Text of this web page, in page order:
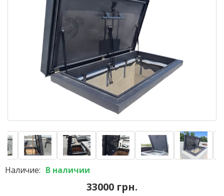
Наличие: В наличии
33000 грн.